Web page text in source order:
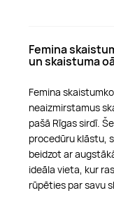
Femina
un skaistuma
Femina
neaizmirstamus
pašā Rīgas sirdī.
procedūru klāstu,
beidzot ar
ideāla vieta, kur
rūpēties par savu